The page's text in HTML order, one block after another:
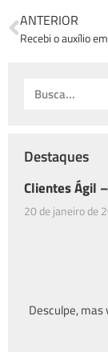
Destaques
Clientes Ágil
20 de janeiro de
Desculpe,
ANTERIOR